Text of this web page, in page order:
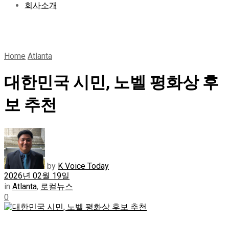
회사소개
Home Atlanta
대한민국 시민, 노벨 평화상 후
보 추천
by K Voice Today
2026년 02월 19일
in Atlanta, 로컬뉴스
0